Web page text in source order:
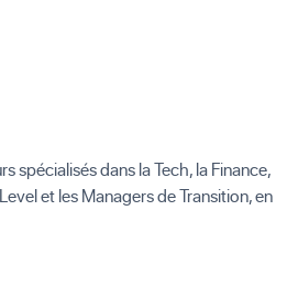
spécialisés dans la Tech, la Finance,
et les Managers de Transition, en